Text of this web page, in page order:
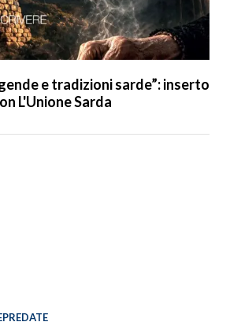
e tradizioni sarde”: inserto
L'Unione Sarda